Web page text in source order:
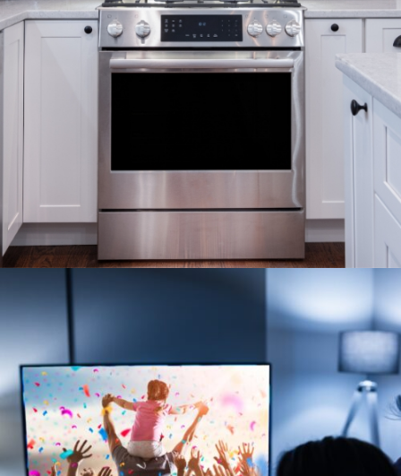
ESTUFAS
TELEVISORES